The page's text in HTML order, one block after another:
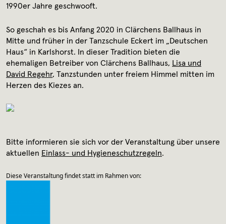
Archiv
Kontakt
Presse
1990er Jahre geschwooft.
So geschah es bis Anfang 2020 in Clärchens Ballhaus in
Mitte und früher in der Tanzschule Eckert im „Deutschen
Haus“ in Karlshorst. In dieser Tradition bieten die
ehemaligen Betreiber von Clärchens Ballhaus, Lisa und
David Regehr, Tanzstunden unter freiem Himmel mitten im
Herzen des Kiezes an.
Bitte informieren sie sich vor der Veranstaltung über unsere
aktuellen Einlass- und Hygieneschutzregeln.
Diese Veranstaltung findet statt im Rahmen von: